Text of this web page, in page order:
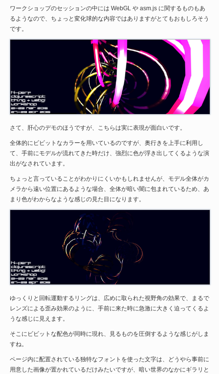
ワークショップのセッションの中には WebGL や asm.js に関するものもあ
るようなので、ちょっと変化球的な内容ではありますがとてもおもしろそう
です。
さて、肝心のデモのほうですが、こちらは実に表現が面白いです。
全体的にビビットなカラーを用いているのですが、奥行きを上手に利用し
て、手前にモデルが流れてきた時だけ、強烈に色が浮き出してくるような演
出がなされています。
ちょっと言っていることがわかりにくいかもしれませんが、モデル全体がカ
メラから遠い位置にあるような場合、全体が暗い闇に包まれているため、あ
まり色がわからなような感じの見た目になります。
ゆっくりと回転運動するリングは、広めに取られた視野角の効果で、まるで
レンズによる歪み効果のように、手前に来た時に急激に大きく迫ってくるよ
うな感じに見えます。
そこにビビットな配色が同時に現れ、見るものを圧倒するような感じがしま
すね。
ページ内に配置されている独特なフォントを使った文字は、どうやら事前に
用意した画像が置かれているだけみたいですが、暗い世界のなかにギラリと